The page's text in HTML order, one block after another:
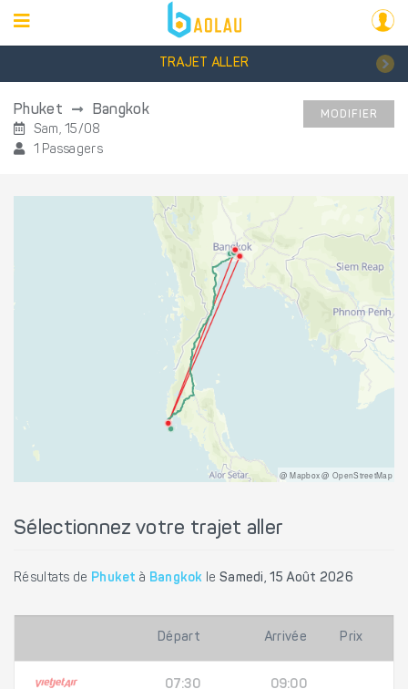
TRAJET ALLER
Phuket Bangkok
Sam, 15/08
1 Passagers
MODIFIER
@ Mapbox @ OpenStreetMap
Sélectionnez votre trajet aller
Résultats de Phuket à Bangkok le Samedi, 15 Août 2026
Départ Arrivée Prix
07:30
09:00